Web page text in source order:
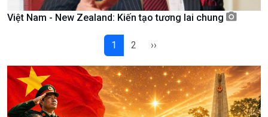
Podcast
Góc nhìn VOV1
Bình luận
Dòng chảy sự kiện
Đối thoại
Diễn đàn chủ nhật
Chuyện đêm
Việt Nam - New Zealand: Kiến tạo tương lai chung
1 2 ››